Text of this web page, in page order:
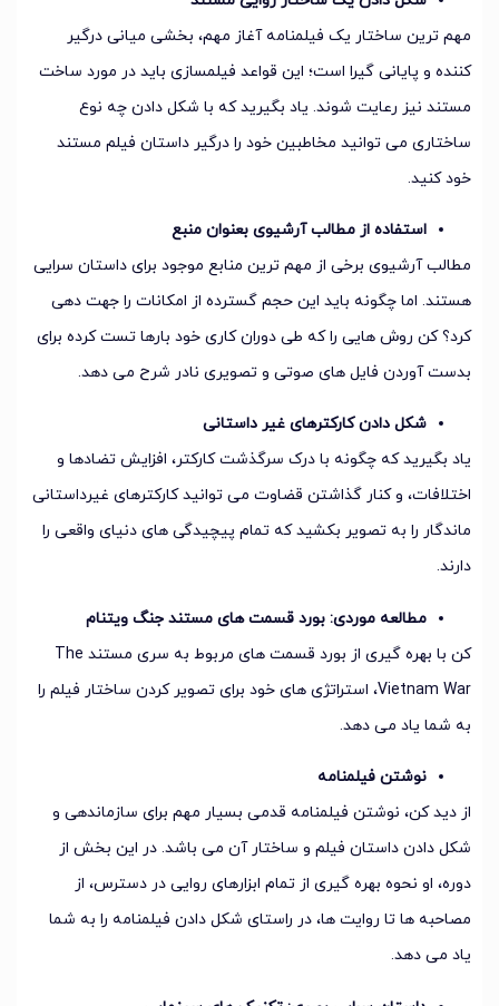
مهم ترین ساختار یک فیلمنامه آغاز مهم، بخشی میانی درگیر
کننده و پایانی گیرا است؛ این قواعد فیلمسازی باید در مورد ساخت
مستند نیز رعایت شوند. یاد بگیرید که با شکل دادن چه نوع
ساختاری می توانید مخاطبین خود را درگیر داستان فیلم مستند
خود کنید.
استفاده از مطالب آرشیوی بعنوان منبع
مطالب آرشیوی برخی از مهم ترین منابع موجود برای داستان سرایی
هستند. اما چگونه باید این حجم گسترده از امکانات را جهت دهی
کرد؟ کن روش هایی را که طی دوران کاری خود بارها تست کرده برای
بدست آوردن فایل های صوتی و تصویری نادر شرح می دهد.
شکل دادن کارکترهای غیر داستانی
یاد بگیرید که چگونه با درک سرگذشت کارکتر، افزایش تضادها و
اختلافات، و کنار گذاشتن قضاوت می توانید کارکترهای غیرداستانی
ماندگار را به تصویر بکشید که تمام پیچیدگی های دنیای واقعی را
دارند.
مطالعه موردی: بورد قسمت های مستند جنگ ویتنام
کن با بهره گیری از بورد قسمت های مربوط به سری مستند The
Vietnam War، استراتژی های خود برای تصویر کردن ساختار فیلم را
به شما یاد می دهد.
نوشتن فیلمنامه
از دید کن، نوشتن فیلمنامه قدمی بسیار مهم برای سازماندهی و
شکل دادن داستان فیلم و ساختار آن می باشد. در این بخش از
دوره، او نحوه بهره گیری از تمام ابزارهای روایی در دسترس، از
مصاحبه ها تا روایت ها، در راستای شکل دادن فیلمنامه را به شما
یاد می دهد.